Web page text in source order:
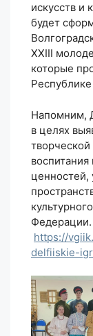
искусств и
будет
XXIII
которые
Напомним,
в целях
ценностей,
Федерации.
https://
delfiiskie-